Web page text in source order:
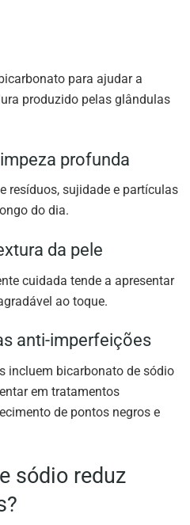
para ajudar a
produzido pelas glândulas
profunda
resíduos, sujidade e partículas
do dia.
da pele
cuidada tende a apresentar
ao toque.
anti-imperfeições
incluem bicarbonato de sódio
em tratamentos
de pontos negros e
sódio reduz